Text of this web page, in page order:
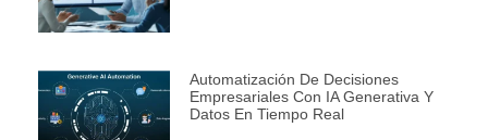
Automatización De Decisiones
Empresariales Con IA Generativa Y
Datos En Tiempo Real